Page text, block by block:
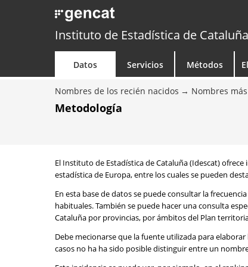
Instituto de Estadística de Cataluña
Datos Servicios Métodos
Nombres de los recién nacidos Nombres
Metodología
El Instituto de Estadística de Cataluña (Idescat)
estadística de Europa, entre los cuales se pueden
En esta base de datos se puede consultar la
habituales. También se puede hacer una consulta
Cataluña por provincias, por ámbitos del Plan
Debe mecionarse que la fuente utilizada para
casos no ha ha sido posible distinguir entre un